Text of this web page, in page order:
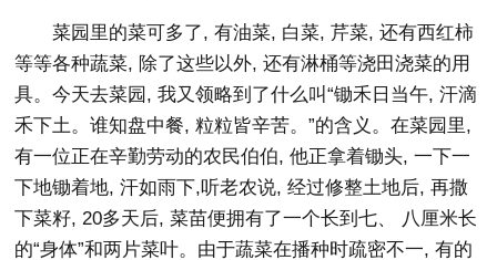
菜园里的菜可多了, 有油菜, 白菜, 芹菜, 还有西红柿
等等各种蔬菜, 除了这些以外, 还有淋桶等浇田浇菜的用
具。今天去菜园, 我又领略到了什么叫“锄禾日当午, 汗滴
禾下土。谁知盘中餐, 粒粒皆辛苦。”的含义。在菜园里,
有一位正在辛勤劳动的农民伯伯, 他正拿着锄头, 一下一
下地锄着地, 汗如雨下,听老农说, 经过修整土地后, 再撒
下菜籽, 20多天后, 菜苗便拥有了一个长到七、 八厘米长
的“身体”和两片菜叶。由于蔬菜在播种时疏密不一, 有的